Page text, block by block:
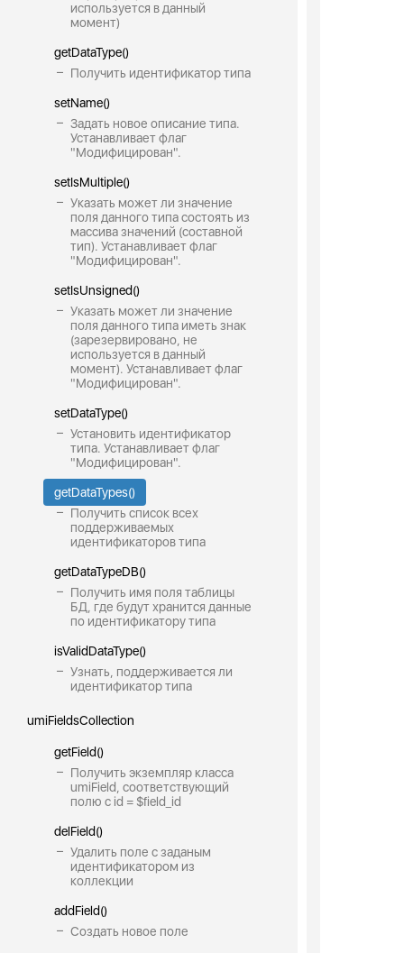
используется в данный
момент)
getDataType()
Получить идентификатор типа
setName()
Задать новое описание типа.
Устанавливает флаг
"Модифицирован".
setIsMultiple()
Указать может ли значение
поля данного типа состоять из
массива значений (составной
тип). Устанавливает флаг
"Модифицирован".
setIsUnsigned()
Указать может ли значение
поля данного типа иметь знак
(зарезервировано, не
используется в данный
момент). Устанавливает флаг
"Модифицирован".
setDataType()
Установить идентификатор
типа. Устанавливает флаг
"Модифицирован".
getDataTypes()
Получить список всех
поддерживаемых
идентификаторов типа
getDataTypeDB()
Получить имя поля таблицы
БД, где будут хранится данные
по идентификатору типа
isValidDataType()
Узнать, поддерживается ли
идентификатор типа
umiFieldsCollection
getField()
Получить экземпляр класса
umiField, соответствующий
полю с id = $field_id
delField()
Удалить поле с заданым
идентификатором из
коллекции
addField()
Создать новое поле